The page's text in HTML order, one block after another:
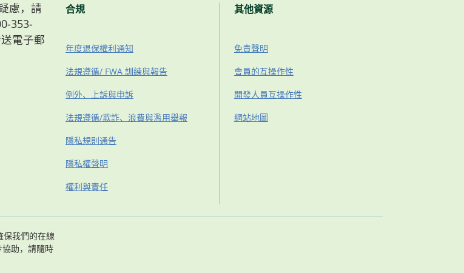
慮，請
353-
電子郵
合規
年度退保權利通知
法規遵循/ FWA 訓練與報告
例外、上訴與申訴
法規遵循/欺詐、浪費與濫用舉報
隱私規則通告
隱私權聲明
權利與責任
其他資源
免責聲明
會員的互操作性
開發人員互操作性
網站地圖
保我們的在線
助，請隨時